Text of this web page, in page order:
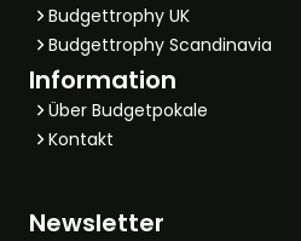
Budgettrophy UK
Budgettrophy Scandinavia
Information
Über Budgetpokale
Kontakt
Newsletter